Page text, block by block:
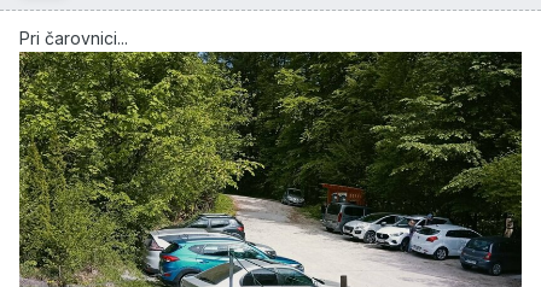
Pri čarovnici...